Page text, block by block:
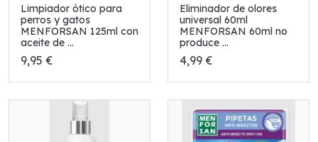
Limpiador ótico para
perros y gatos
MENFORSAN 125ml con
aceite de ...
9,95 €
Eliminador de olores
universal 60ml
MENFORSAN 60ml no
produce ...
4,99 €